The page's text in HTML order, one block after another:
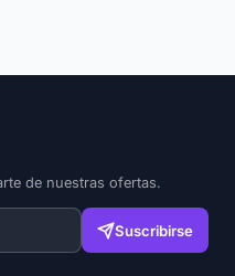
de nuestras ofertas.
Suscribirse